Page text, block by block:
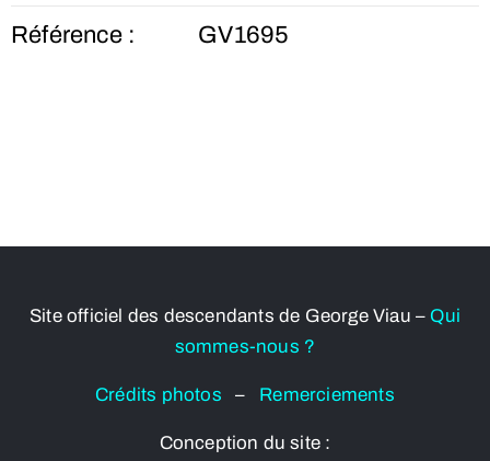
Référence : GV1695
Site officiel des descendants de George Viau – Qui
sommes-nous ?
Crédits photos– Remerciements
Conception du site :